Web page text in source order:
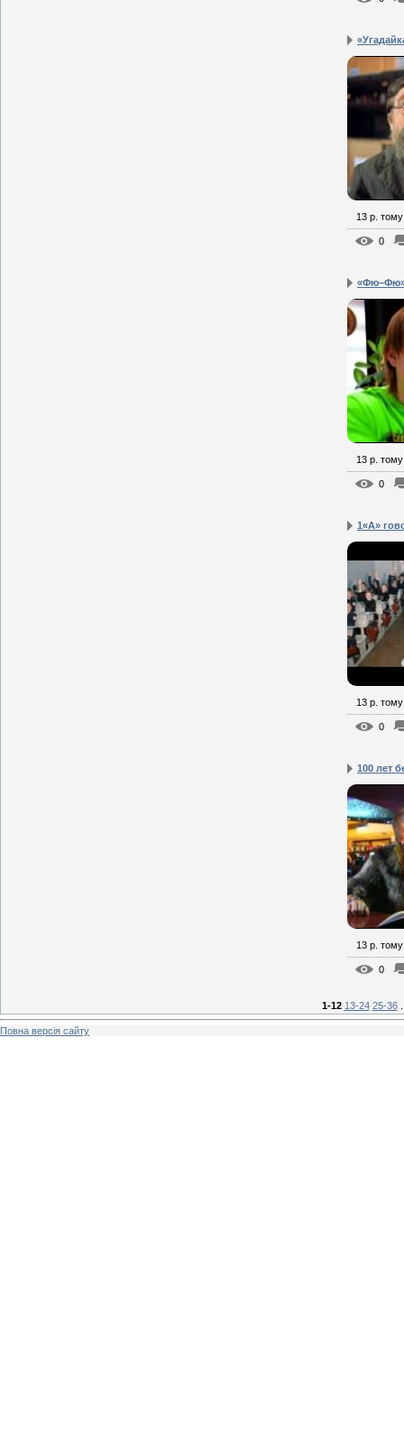
13 р. тому
0
13 р. тому
0
1«А»
13 р. тому
0
100 лет
13 р. тому
0
1-12 13-24 25-36
Повна версія сайту